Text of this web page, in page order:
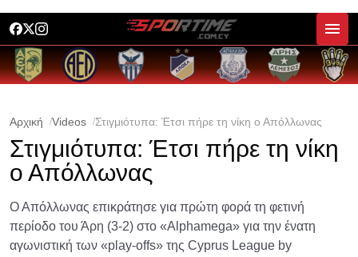
Αρχική Videos Στιγμιότυπα: Έτσι πήρε τη νίκη ο Απόλλωνας
Στιγμιότυπα: Έτσι πήρε τη νίκη
ο Απόλλωνας
Ο Απόλλωνας επικράτησε για πρώτη φορά τη φετινή
περίοδο του Άρη (3-2) στο «Alphamega» για την ένατη
αγωνιστική των «play-offs» της Cyprus League by